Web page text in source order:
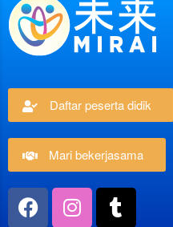
Daftar peserta didik
Mari bekerjasama